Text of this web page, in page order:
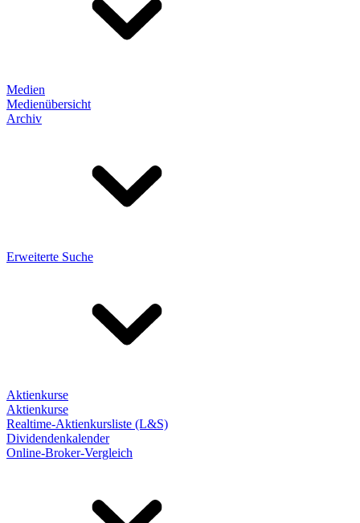
Medien
Medienübersicht
Archiv
Erweiterte Suche
Aktienkurse
Aktienkurse
Realtime-Aktienkursliste (L&S)
Dividendenkalender
Online-Broker-Vergleich